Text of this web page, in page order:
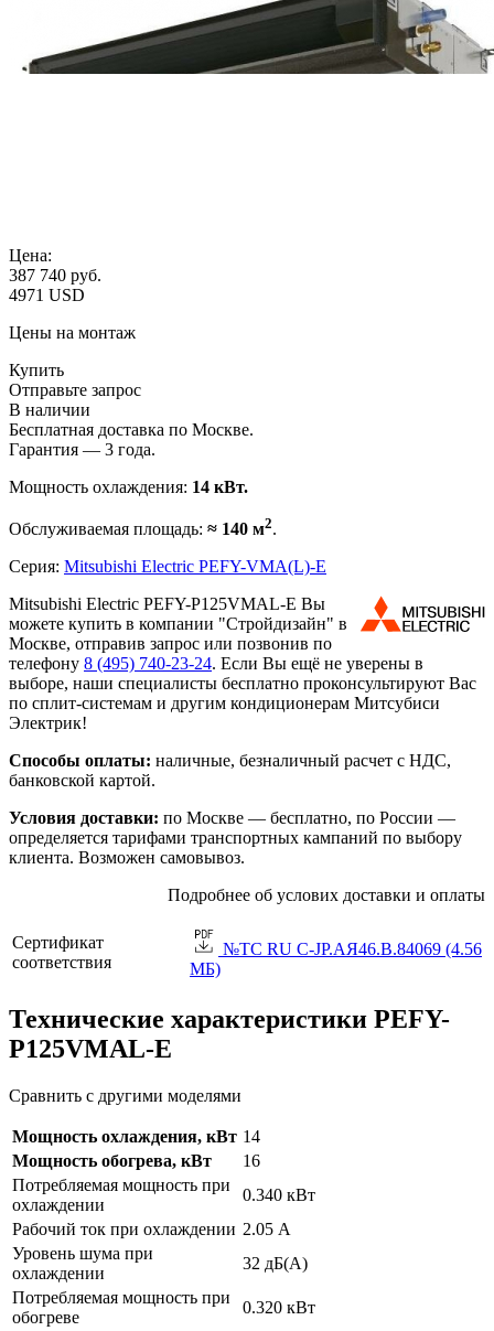
Цена:
387 740 руб.
4971 USD
Цены на монтаж
Купить
Отправьте запрос
В наличии
Бесплатная доставка по Москве.
Гарантия — 3 года.
Мощность охлаждения: 14 кВт.
Обслуживаемая площадь: ≈ 140 м2.
Серия: Mitsubishi Electric PEFY-VMA(L)-E
Mitsubishi Electric PEFY-P125VMAL-E Вы
можете купить в компании "Стройдизайн" в
Москве, отправив запрос или позвонив по
телефону 8 (495) 740-23-24. Если Вы ещё не уверены в
выборе, наши специалисты бесплатно проконсультируют Вас
по сплит-системам и другим кондиционерам Митсубиси
Электрик!
Способы оплаты: наличные, безналичный расчет с НДС,
банковской картой.
Условия доставки: по Москве — бесплатно, по России —
определяется тарифами транспортных кампаний по выбору
клиента. Возможен самовывоз.
Подробнее об услових доставки и оплаты
Сертификат
соответствия
№TC RU C-JP.АЯ46.B.84069 (4.56
МБ)
Технические характеристики PEFY-
P125VMAL-E
Сравнить с другими моделями
Мощность охлаждения, кВт 14
Мощность обогрева, кВт
16
Потребляемая мощность при
охлаждении
0.340 кВт
Рабочий ток при охлаждении 2.05 А
Уровень шума при
охлаждении
32 дБ(А)
Потребляемая мощность при
обогреве
0.320 кВт